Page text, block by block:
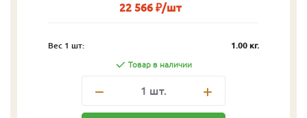
22 566 ₽/шт
Вес 1 шт: 1.00 кг.
Товар в наличии
1 шт.